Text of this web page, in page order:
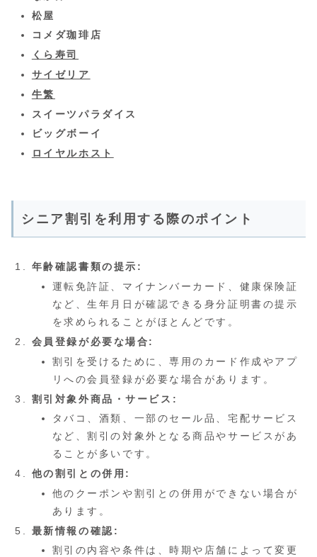
松屋
コメダ珈琲店
くら寿司
サイゼリア
牛繁
スイーツパラダイス
ビッグボーイ
ロイヤルホスト
シニア割引を利用する際のポイント
年齢確認書類の提示:
運転免許証、マイナンバーカード、健康保険証
など、生年月日が確認できる身分証明書の提示
を求められることがほとんどです。
会員登録が必要な場合:
割引を受けるために、専用のカード作成やアプ
リへの会員登録が必要な場合があります。
割引対象外商品・サービス:
タバコ、酒類、一部のセール品、宅配サービス
など、割引の対象外となる商品やサービスがあ
ることが多いです。
他の割引との併用:
他のクーポンや割引との併用ができない場合が
あります。
最新情報の確認:
割引の内容や条件は、時期や店舗によって変更